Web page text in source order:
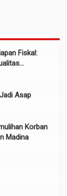
Fiskal:
Asap
Korban
Madina